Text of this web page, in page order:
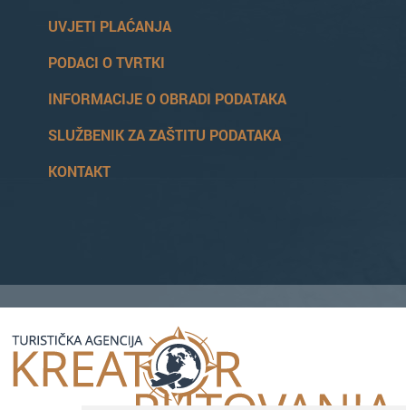
UVJETI PLAĆANJA
PODACI O TVRTKI
INFORMACIJE O OBRADI PODATAKA
SLUŽBENIK ZA ZAŠTITU PODATAKA
KONTAKT